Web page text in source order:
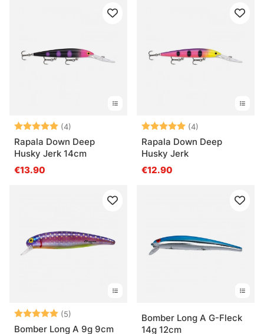
Arvio: (4)
5.0 5:sta tähdestä
Rapala Down Deep
Husky Jerk 14cm
€13.90
Arvio: (4)
Rapala Down Deep
Husky Jerk
€12.90
Arvio: (5)
5.0 5:sta tähdestä
Bomber Long A 9g 9cm
Bomber Long A G-Fleck
14g 12cm